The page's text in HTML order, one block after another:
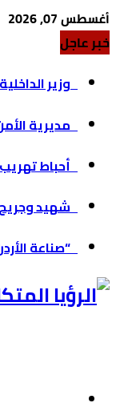
أغسطس 07, 2026
خبر عاجل
وزير
مديرية الأمن
أحباط تهريب 45 كغم من الكريستال القاتل في
شهيد وجريح
“صناعة